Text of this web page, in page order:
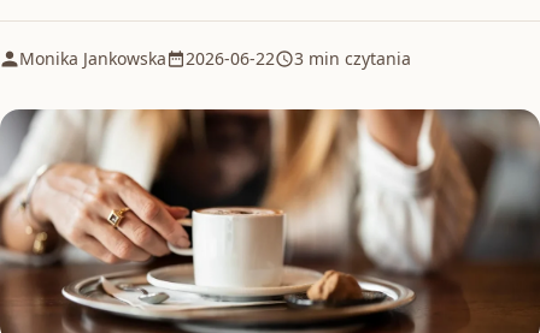
Monika Jankowska 2026-06-22 3 min czytania